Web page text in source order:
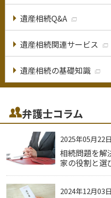
遺産相続Q&A
遺産相続関連サービス
遺産相続の基礎知識
弁護士コラム
2025年05月22日
相続問題を解
家の役割と選
2024年12月03日